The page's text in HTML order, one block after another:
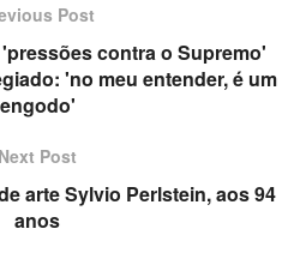
Post
contra o Supremo'
'no meu entender, é um
engodo'
Next Post
arte Sylvio Perlstein, aos 94
anos